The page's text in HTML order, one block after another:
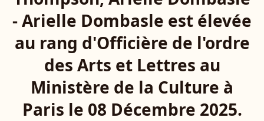
- Arielle Dombasle est élevée
au rang d'Officière de l'ordre
des Arts et Lettres au
Ministère de la Culture à
Paris le 08 Décembre 2025.